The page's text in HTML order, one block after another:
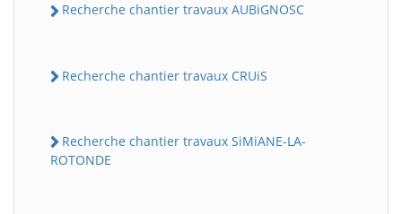
Recherche chantier travaux AUBiGNOSC
Recherche chantier travaux CRUiS
Recherche chantier travaux SiMiANE-LA-
ROTONDE